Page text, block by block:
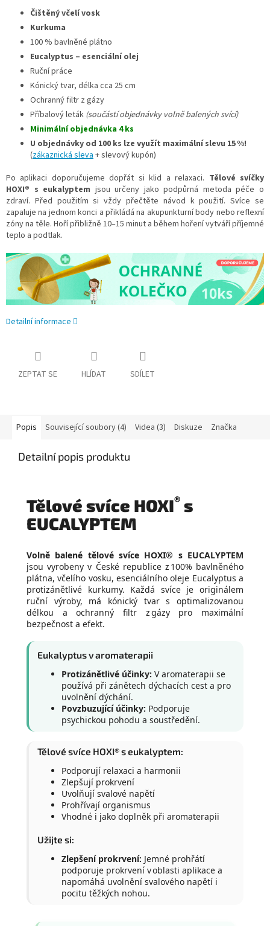
Čištěný včelí vosk
Kurkuma
100 % bavlněné plátno
Eucalyptus – esenciální olej
Ruční práce
Kónický tvar, délka cca 25 cm
Ochranný filtr z gázy
Příbalový leták (součástí objednávky volně balených svící)
Minimální objednávka 4 ks
U objednávky od 100 ks lze využít maximální slevu 15 %!
(zákaznická sleva+ slevový kupón)
Po aplikaci doporučujeme dopřát si klid a relaxaci. Tělové svíčky
HOXI® s eukalyptem jsou určeny jako podpůrná metoda péče o
zdraví. Před použitím si vždy přečtěte návod k použití. Svíce se
zapaluje na jednom konci a přikládá na akupunkturní body nebo reflexní
zóny na těle. Hoří přibližně 10–15 minut a během hoření vytváří příjemné
teplo a podtlak.
Detailní informace
ZEPTAT SE HLÍDAT SDÍLET
Popis Související soubory (4) Videa (3) Diskuze Značka
Detailní popis produktu
Tělové svíce HOXI® s
EUCALYPTEM
Volně balené tělové svíce HOXI® s EUCALYPTEM
jsou vyrobeny v České republice z 100% bavlněného
plátna, včelího vosku, esenciálního oleje Eucalyptus a
protizánětlivé kurkumy. Každá svíce je originálem
ruční výroby, má kónický tvar s optimalizovanou
délkou a ochranný filtr z gázy pro maximální
bezpečnost a efekt.
Eukalyptus v aromaterapii
Protizánětlivé účinky: V aromaterapii se
používá při zánětech dýchacích cest a pro
uvolnění dýchání.
Povzbuzující účinky: Podporuje
psychickou pohodu a soustředění.
Tělové svíce HOXI® s eukalyptem:
Podporují relaxaci a harmonii
Zlepšují prokrvení
Uvolňují svalové napětí
Prohřívají organismus
Vhodné i jako doplněk při aromaterapii
Užijte si:
Zlepšení prokrvení: Jemné prohřátí
podporuje prokrvení v oblasti aplikace a
napomáhá uvolnění svalového napětí i
pocitu těžkých nohou.